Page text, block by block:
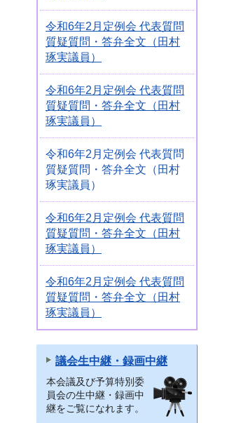
令和6年2月定例会 代表質問
質疑質問・答弁全文（田村
琢実議員）
令和6年2月定例会 代表質問
質疑質問・答弁全文（田村
琢実議員）
令和6年2月定例会 代表質問
質疑質問・答弁全文（田村
琢実議員）
令和6年2月定例会 代表質問
質疑質問・答弁全文（田村
琢実議員）
令和6年2月定例会 代表質問
質疑質問・答弁全文（田村
琢実議員）
議会生中継・録画中継
本会議及び予算特別委
員会の生中継・録画中
継をご覧になれます。